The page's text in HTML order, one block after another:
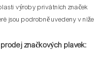
výroby privátních značek
jsou podrobně uvedeny v níže
značkových plavek: